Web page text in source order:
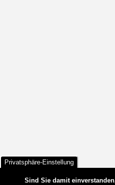
Privatsphäre-Einstellung
Sind Sie damit